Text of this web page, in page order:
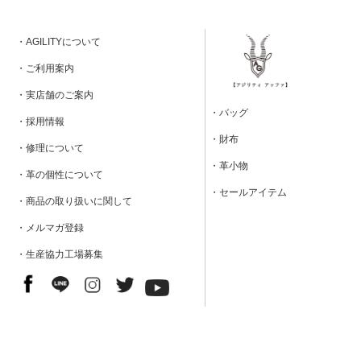
・AGILITYについて
・ご利用案内
・実店舗のご案内
・採用情報
・修理について
・革の個性について
・商品の取り扱いに関して
・メルマガ登録
・生産協力工場募集
・バッグ
・財布
・革小物
・セールアイテム